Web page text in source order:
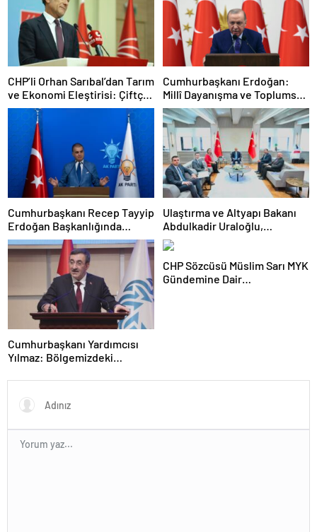
CHP’li Orhan Sarıbal’dan Tarım
ve Ekonomi Eleştirisi: Çiftçi
Kaderiyle Baş Başa Kaldı
Cumhurbaşkanı Erdoğan:
Millî Dayanışma ve Toplumsal
Bütünleşmenin
Güçlendirilmesine Dair Kanun
Teklifi Gazi Meclisimizin
Takdirine Sunuldu
Cumhurbaşkanı Recep Tayyip
Erdoğan Başkanlığında
Toplanan AK Parti MKYK’da
Gündem “Terörsüz Türkiye”
Süreci Oldu
Ulaştırma ve Altyapı Bakanı
Abdulkadir Uraloğlu,
Afyonkarahisar Belediye
Başkanlarıyla Bir Araya Geldi
Cumhurbaşkanı Yardımcısı
Yılmaz: Bölgemizdeki
Çıkarmaya Devam Edeceğiz
CHP Sözcüsü Müslim Sarı MYK
Gündemine Dair